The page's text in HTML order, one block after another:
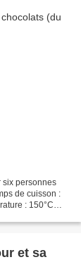
six personnes
de cuisson :
: 150°C
et sa